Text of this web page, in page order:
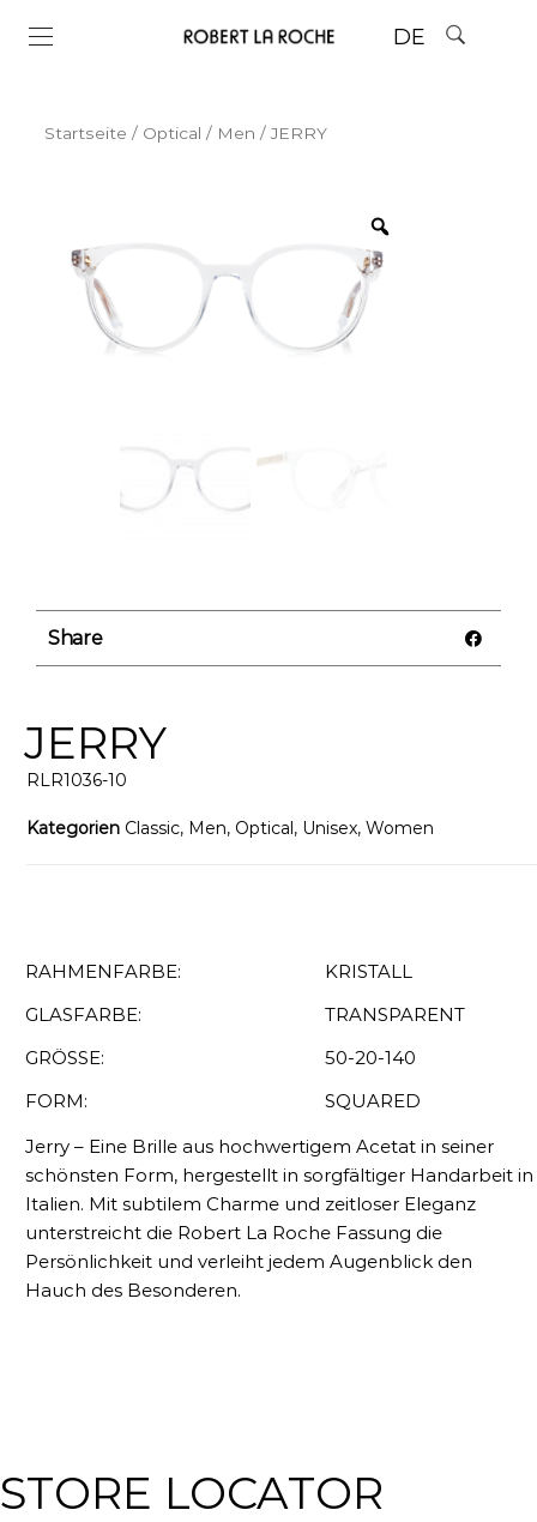
DE
Startseite / Optical / Men / JERRY
Share
JERRY
RLR1036-10
Kategorien Classic, Men, Optical, Unisex, Women
RAHMENFARBE:
KRISTALL
GLASFARBE:
TRANSPARENT
GRÖSSE:
50-20-140
FORM:
SQUARED
Jerry – Eine Brille aus hochwertigem Acetat in seiner
schönsten Form, hergestellt in sorgfältiger Handarbeit in
Italien. Mit subtilem Charme und zeitloser Eleganz
unterstreicht die Robert La Roche Fassung die
Persönlichkeit und verleiht jedem Augenblick den
Hauch des Besonderen.
STORE LOCATOR